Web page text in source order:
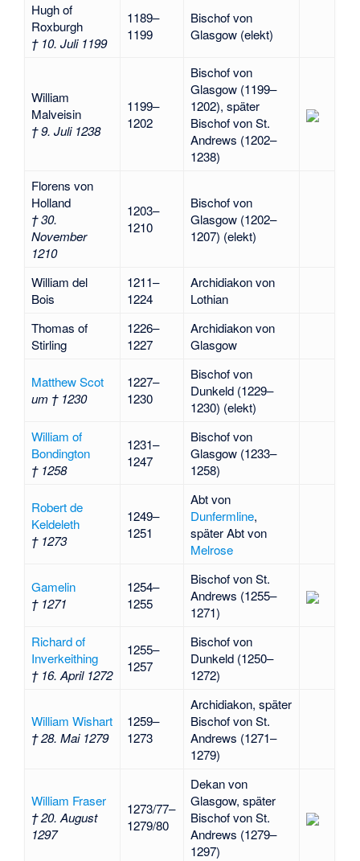
Hugh of
Roxburgh
† 10. Juli 1199
1189–
1199
Bischof von
Glasgow (elekt)
William
Malveisin
† 9. Juli 1238
1199–
1202
Bischof von
Glasgow (1199–
1202), später
Bischof von St.
Andrews (1202–
1238)
Florens von
Holland
† 30.
November
1210
1203–
1210
Bischof von
Glasgow (1202–
1207) (elekt)
William del
Bois
1211–
1224
Archidiakon von
Lothian
Thomas of
Stirling
1226–
1227
Archidiakon von
Glasgow
Matthew Scot
um † 1230
1227–
1230
Bischof von
Dunkeld (1229–
1230) (elekt)
William of
Bondington
† 1258
1231–
1247
Bischof von
Glasgow (1233–
1258)
Robert de
Keldeleth
† 1273
1249–
1251
Abt von
Dunfermline,
später Abt von
Melrose
Gamelin
† 1271
1254–
1255
Bischof von St.
Andrews (1255–
1271)
Richard of
Inverkeithing
† 16. April 1272
1255–
1257
Bischof von
Dunkeld (1250–
1272)
William Wishart
† 28. Mai 1279
1259–
1273
Archidiakon, später
Bischof von St.
Andrews (1271–
1279)
William Fraser
† 20. August
1297
1273/77–
1279/80
Dekan von
Glasgow, später
Bischof von St.
Andrews (1279–
1297)